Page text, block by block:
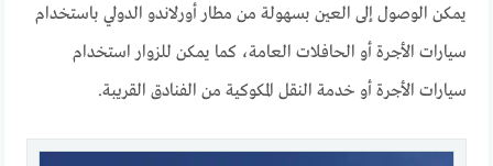
يمكن الوصول إلى العين بسهولة من مطار أورلاندو الدولي باستخدام
سيارات الأجرة أو الحافلات العامة، كما يمكن للزوار استخدام
سيارات الأجرة أو خدمة النقل المكوكية من الفنادق القريبة.